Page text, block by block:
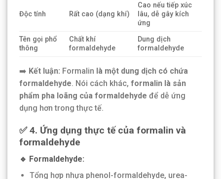
Độc tính Rất cao (dạng khí)
Cao nếu tiếp xúc
lâu, dễ gây kích
ứng
Tên gọi phổ
thông
Chất khí
formaldehyde
Dung dịch
formaldehyde
➡️ Kết luận: Formalin là một dung dịch có chứa
formaldehyde. Nói cách khác, formalin là sản
phẩm pha loãng của formaldehyde để dễ ứng
dụng hơn trong thực tế.
✅ 4. Ứng dụng thực tế của formalin và
formaldehyde
🔹 Formaldehyde:
Tổng hợp nhựa phenol-formaldehyde, urea-